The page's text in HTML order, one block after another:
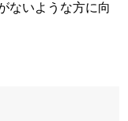
ないような方に向